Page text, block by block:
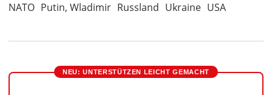
NATO Putin, Wladimir Russland Ukraine USA
NEU: UNTERSTÜTZEN LEICHT GEMACHT